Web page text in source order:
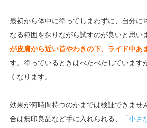
最初から体中に塗ってしまわずに、自分に
なる範囲を探りながら試すのが良いと思い
が皮膚から近い首やわきの下、ライド中あ
す。塗っているときはべたべたしています
くなります。
効果が何時間持つのかまでは検証できませ
合は無印良品など手に入れられる、
「小さ